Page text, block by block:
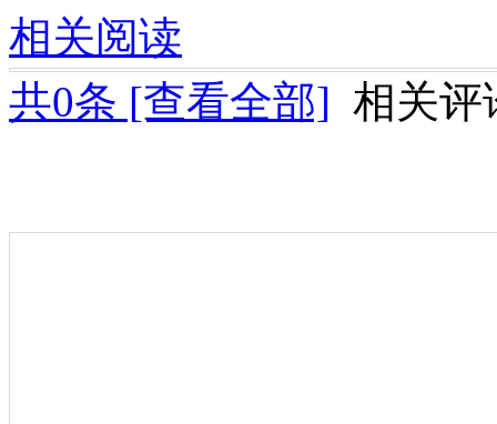
相关阅读
共0条 [查看全部] 相关评